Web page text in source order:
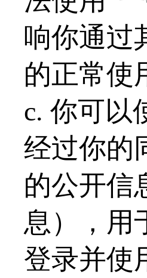
响你通过
的正常使
c. 你可以
经过你的
的公开信
息），用
登录并使